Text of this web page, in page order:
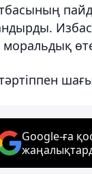
Google-ға